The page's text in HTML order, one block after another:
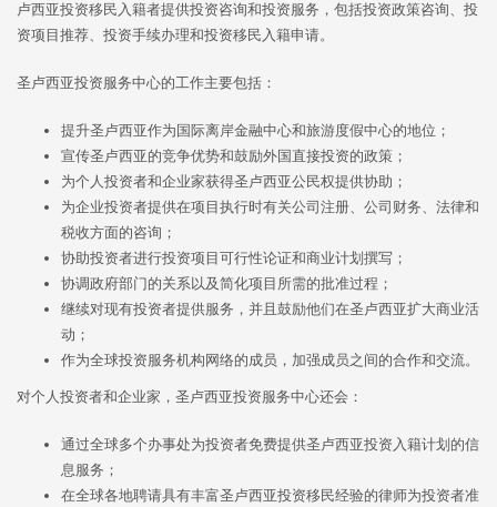
卢西亚投资移民入籍者提供投资咨询和投资服务，包括投资政策咨询、投
资项目推荐、投资手续办理和投资移民入籍申请。
圣卢西亚投资服务中心的工作主要包括：
提升圣卢西亚作为国际离岸金融中心和旅游度假中心的地位；
宣传圣卢西亚的竞争优势和鼓励外国直接投资的政策；
为个人投资者和企业家获得圣卢西亚公民权提供协助；
为企业投资者提供在项目执行时有关公司注册、公司财务、法律和
税收方面的咨询；
协助投资者进行投资项目可行性论证和商业计划撰写；
协调政府部门的关系以及简化项目所需的批准过程；
继续对现有投资者提供服务，并且鼓励他们在圣卢西亚扩大商业活
动；
作为全球投资服务机构网络的成员，加强成员之间的合作和交流。
对个人投资者和企业家，圣卢西亚投资服务中心还会：
通过全球多个办事处为投资者免费提供圣卢西亚投资入籍计划的信
息服务；
在全球各地聘请具有丰富圣卢西亚投资移民经验的律师为投资者准